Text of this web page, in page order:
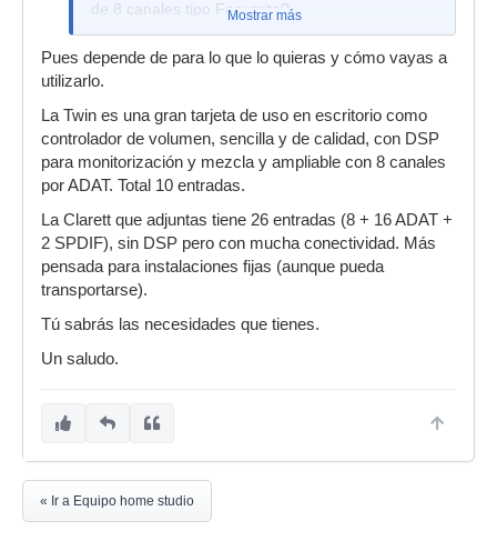
de 8 canales tipo Focusrite?
Mostrar más
Pues depende de para lo que lo quieras y cómo vayas a
utilizarlo.
La Twin es una gran tarjeta de uso en escritorio como
controlador de volumen, sencilla y de calidad, con DSP
para monitorización y mezcla y ampliable con 8 canales
por ADAT. Total 10 entradas.
La Clarett que adjuntas tiene 26 entradas (8 + 16 ADAT +
2 SPDIF), sin DSP pero con mucha conectividad. Más
pensada para instalaciones fijas (aunque pueda
transportarse).
Tú sabrás las necesidades que tienes.
Un saludo.
« Ir a Equipo home studio